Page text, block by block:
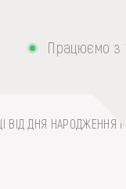
Працюємо з
ВІД ДНЯ НАРОДЖЕННЯ